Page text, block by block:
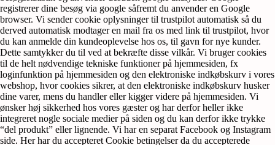
registrerer dine besøg via google såfremt du anvender en Google
browser. Vi sender cookie oplysninger til trustpilot automatisk så du
derved automatisk modtager en mail fra os med link til trustpilot, hvor
du kan anmelde din kundeoplevelse hos os, til gavn for nye kunder.
Dette samtykker du til ved at bekræfte disse vilkår. Vi bruger cookies
til de helt nødvendige tekniske funktioner på hjemmesiden, fx
loginfunktion på hjemmesiden og den elektroniske indkøbskurv i vores
webshop, hvor cookies sikrer, at den elektroniske indkøbskurv husker
dine varer, mens du handler eller kigger videre på hjemmesiden. Vi
ønsker høj sikkerhed hos vores gæster og har derfor heller ikke
integreret nogle sociale medier på siden og du kan derfor ikke trykke
“del produkt” eller lignende. Vi har en separat Facebook og Instagram
side. Her har du accepteret Cookie betingelser da du accepterede